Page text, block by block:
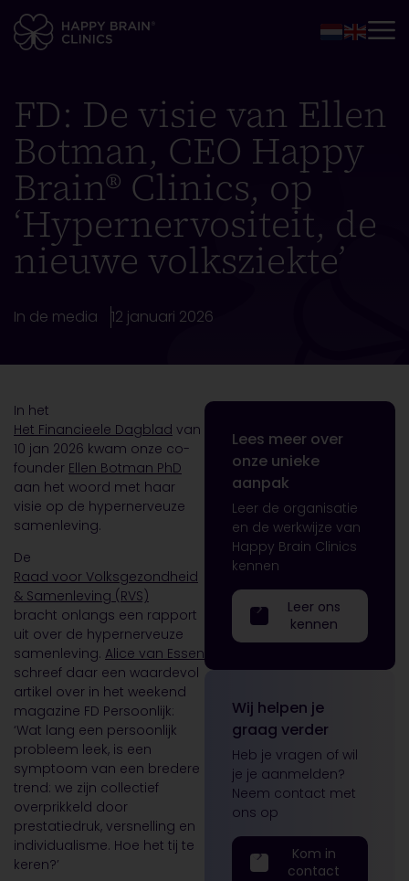
FD: De visie van Ellen
Botman, CEO Happy
Brain® Clinics, op
‘Hypernervositeit, de
nieuwe volksziekte’
In de media 12 januari 2026
In het
Het Financieele Dagblad van
10 jan 2026 kwam onze co-
founder Ellen Botman PhD
aan het woord met haar
visie op de hypernerveuze
samenleving.
De
Raad voor Volksgezondheid
& Samenleving (RVS)
bracht onlangs een rapport
uit over de hypernerveuze
samenleving. Alice van Essen
schreef daar een waardevol
artikel over in het weekend
magazine FD Persoonlijk:
‘Wat lang een persoonlijk
probleem leek, is een
symptoom van een bredere
trend: we zijn collectief
overprikkeld door
prestatiedruk, versnelling en
individualisme. Hoe het tij te
keren?’
Lees meer over
onze unieke
aanpak
Leer de organisatie
en de werkwijze van
Happy Brain Clinics
kennen
Leer ons
kennen
Wij helpen je
graag verder
Heb je vragen of wil
je je aanmelden?
Neem contact met
ons op
Kom in
contact